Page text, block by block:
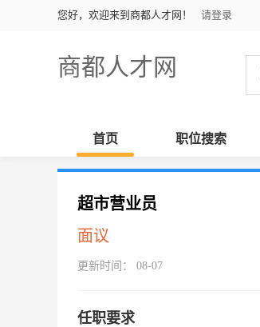
您好，欢迎来到商都人才网！ 请登录
商都人才网
首页 职位搜索
超市营业员
面议
更新时间： 08-07
任职要求